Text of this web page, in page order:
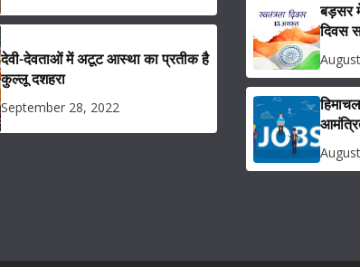
देवी-देवताओं में अटूट आस्था का प्रतीक है
कुल्लू दशहरा
September 28, 2022
बड़सर
दिवस